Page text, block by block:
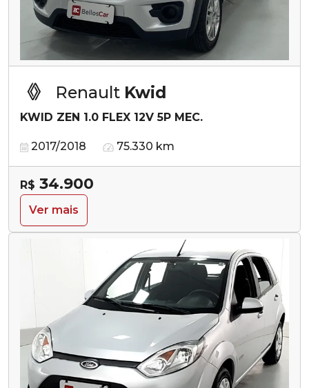
Renault Kwid
KWID ZEN 1.0 FLEX 12V 5P MEC.
2017/2018 75.330 km
R$ 34.900
Ver mais